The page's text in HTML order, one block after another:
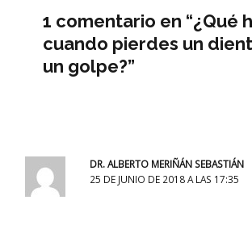
1 comentario en “¿Qué
cuando pierdes un
un golpe?”
DR. ALBERTO MERIÑÁN SEBASTIÁN
25 DE JUNIO DE 2018 A LAS 17:35